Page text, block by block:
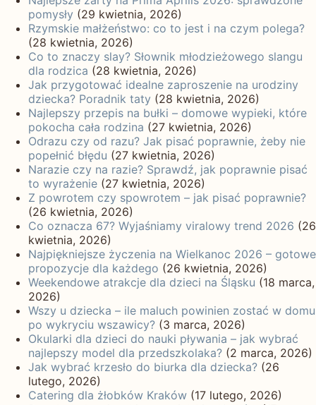
pomysły (29 kwietnia, 2026)
Rzymskie małżeństwo: co to jest i na czym polega?
(28 kwietnia, 2026)
Co to znaczy slay? Słownik młodzieżowego slangu
dla rodzica (28 kwietnia, 2026)
Jak przygotować idealne zaproszenie na urodziny
dziecka? Poradnik taty (28 kwietnia, 2026)
Najlepszy przepis na bułki – domowe wypieki, które
pokocha cała rodzina (27 kwietnia, 2026)
Odrazu czy od razu? Jak pisać poprawnie, żeby nie
popełnić błędu (27 kwietnia, 2026)
Narazie czy na razie? Sprawdź, jak poprawnie pisać
to wyrażenie (27 kwietnia, 2026)
Z powrotem czy spowrotem – jak pisać poprawnie?
(26 kwietnia, 2026)
Co oznacza 67? Wyjaśniamy viralowy trend 2026 (26
kwietnia, 2026)
Najpiękniejsze życzenia na Wielkanoc 2026 – gotowe
propozycje dla każdego (26 kwietnia, 2026)
Weekendowe atrakcje dla dzieci na Śląsku (18 marca,
2026)
Wszy u dziecka – ile maluch powinien zostać w domu
po wykryciu wszawicy? (3 marca, 2026)
Okularki dla dzieci do nauki pływania – jak wybrać
najlepszy model dla przedszkolaka? (2 marca, 2026)
Jak wybrać krzesło do biurka dla dziecka? (26
lutego, 2026)
Catering dla żłobków Kraków (17 lutego, 2026)